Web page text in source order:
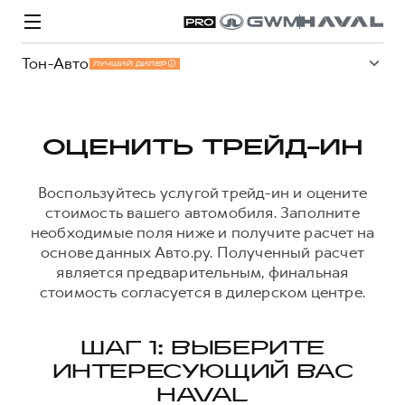
Тон-Авто ЛУЧШИЙ ДИЛЕР
Модели
от 2 499 000 ₽
H5
от 4 049 000 ₽
Покупателям
ВЫБОР И ПОКУПКА
Автомобили в наличии
Аксессуары HAVAL
Каталоги и прайс-листы
Владельцам
СЕРВИС
Все о сервисе
Моторное масло
Стоимость ТО
Спецпредложения
СПЕЦПРЕДЛОЖЕНИЯ
Покупателям
О дилере
БРЕНД HAVAL
О бренде
ИНФОРМАЦИЯ О ДИЛЕРЕ
ОЦЕНИТЬ ТРЕЙД-ИН
Воспользуйтесь услугой трейд-ин и оцените
стоимость вашего автомобиля. Заполните
необходимые поля ниже и получите расчет на
основе данных Авто.ру. Полученный расчет
является предварительным, финальная
стоимость согласуется в дилерском центре.
ШАГ 1: ВЫБЕРИТЕ
ИНТЕРЕСУЮЩИЙ ВАС
HAVAL